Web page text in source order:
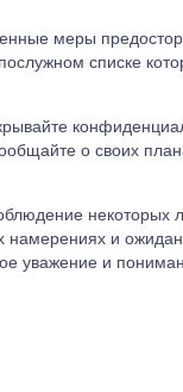
меры
списке
о своих
некоторых
и
уважение и